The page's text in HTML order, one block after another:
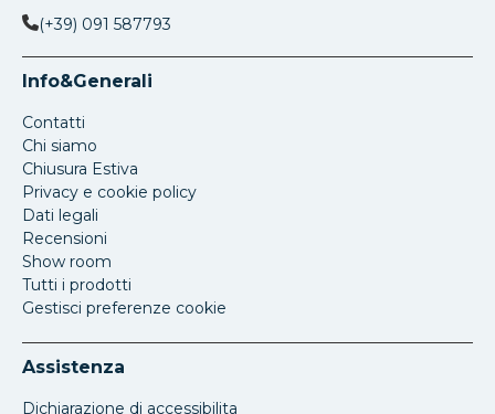
(+39) 091 587793
Info&Generali
Contatti
Chi siamo
Chiusura Estiva
Privacy e cookie policy
Dati legali
Recensioni
Show room
Tutti i prodotti
Gestisci preferenze cookie
Assistenza
Dichiarazione di accessibilita